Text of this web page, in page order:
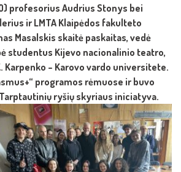
profesorius Audrius Stonys bei
ir LMTA Klaipėdos fakulteto
Masalskis skaitė paskaitas, vedė
studentus Kijevo nacionalinio teatro,
Karpenko – Karovo vardo universitete.
programos rėmuose ir buvo
ryšių skyriaus iniciatyva.